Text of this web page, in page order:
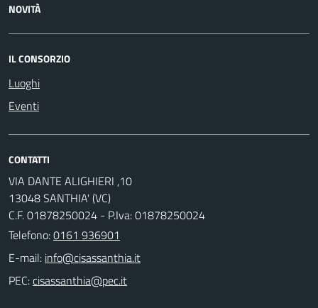
NOVITÀ
IL CONSORZIO
Luoghi
Eventi
CONTATTI
VIA DANTE ALIGHIERI ,10
13048 SANTHIA' (VC)
C.F. 01878250024 - P.Iva: 01878250024
Telefono:0161 936901
E-mail:
PEC: